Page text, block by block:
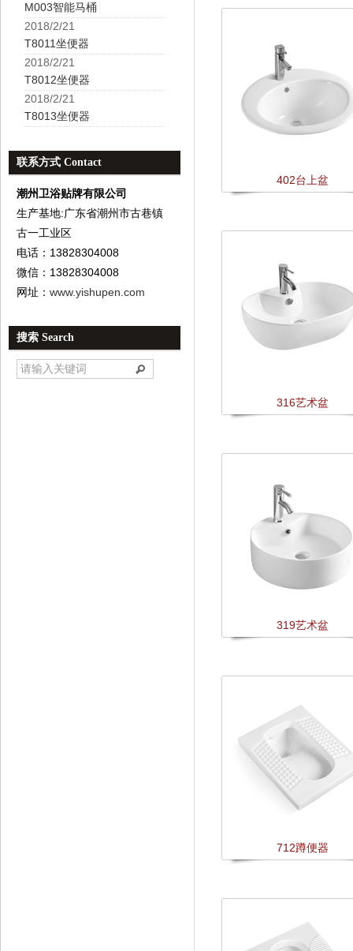
M003智能马桶
2018/2/21
T8011坐便器
2018/2/21
T8012坐便器
2018/2/21
T8013坐便器
联系方式 Contact
潮州卫浴贴牌有限公司
生产基地:广东省潮州市古巷镇
古一工业区
电话：13828304008
微信：13828304008
网址： www.yishupen.com
搜索 Search
402台上盆
316艺术盆
319艺术盆
712蹲便器